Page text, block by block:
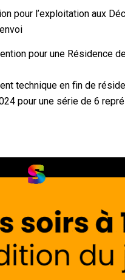
pour l’exploitation aux
pour une Résidence
technique en fin de
pour une série de 6